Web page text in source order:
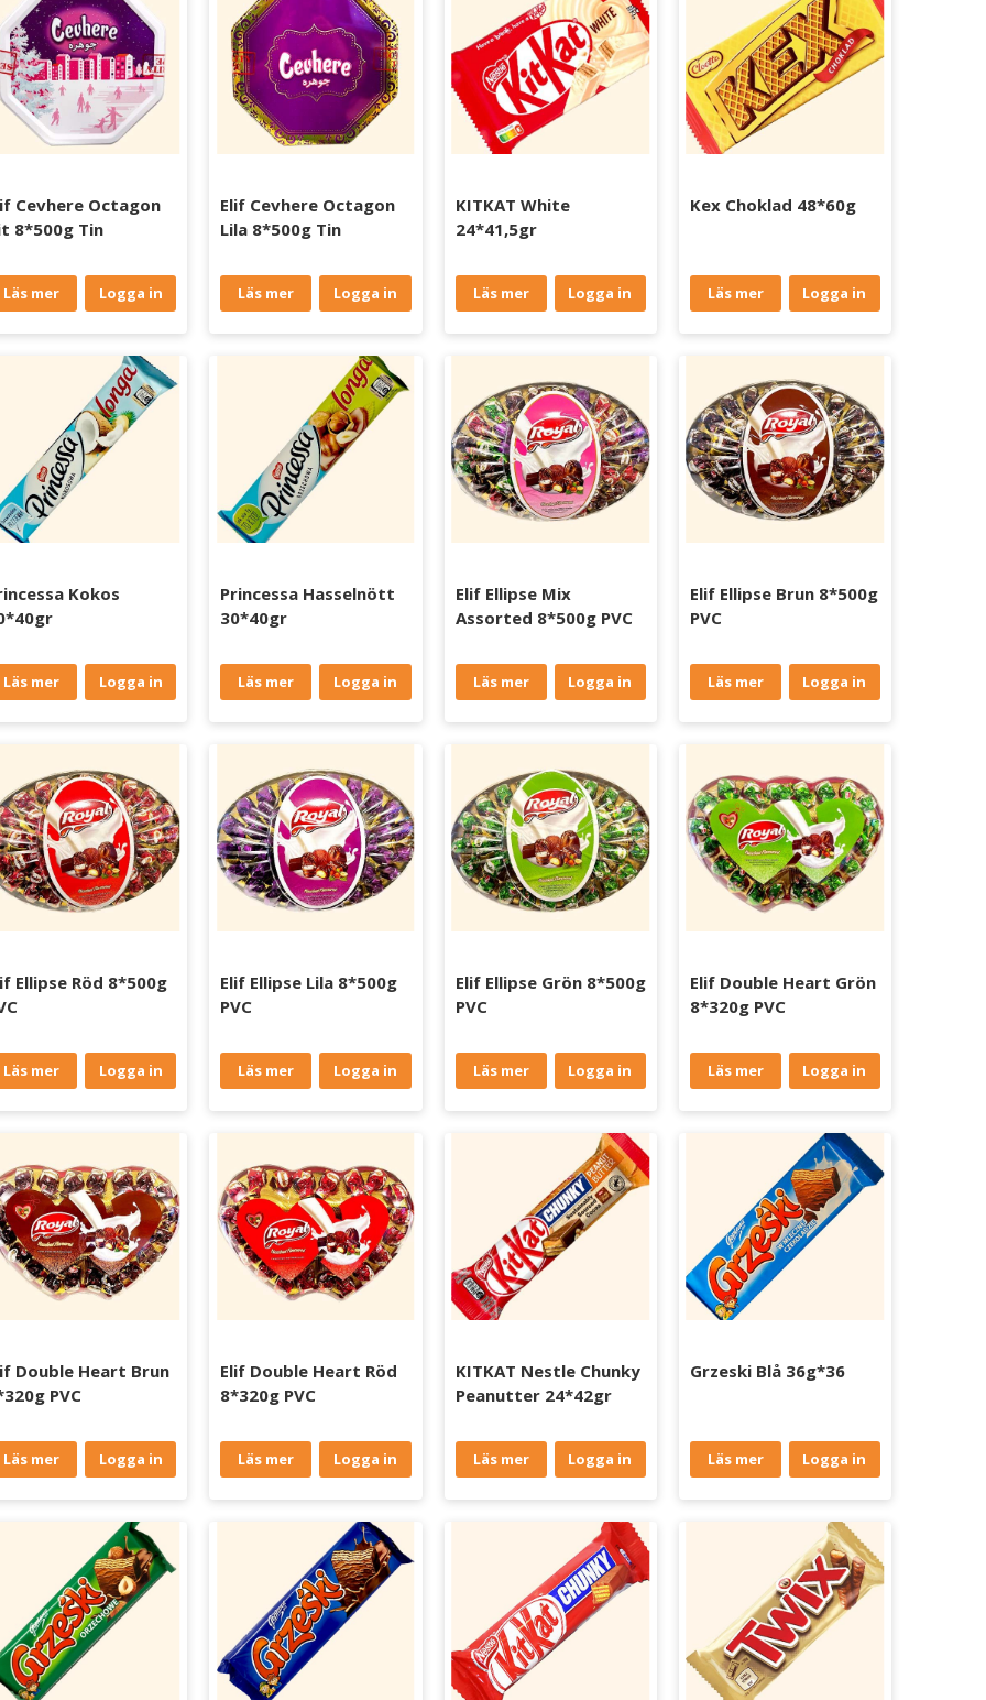
Cevhere Octagon
8*500g Tin
Läs mer Logga in
Elif Cevhere Octagon
Lila 8*500g Tin
Läs mer Logga in
KITKAT White
24*41,5gr
Läs mer Logga in
Kex Choklad 48*60g
Läs mer Logga in
Kokos
Läs mer Logga in
Princessa Hasselnött
30*40gr
Läs mer Logga in
Elif Ellipse Mix
Assorted 8*500g PVC
Läs mer Logga in
Elif Ellipse Brun 8*500g
PVC
Läs mer Logga in
Ellipse Röd 8*500g
Läs mer Logga in
Elif Ellipse Lila 8*500g
PVC
Läs mer Logga in
Elif Ellipse Grön 8*500g
PVC
Läs mer Logga in
Elif Double Heart Grön
8*320g PVC
Läs mer Logga in
Double Heart Brun
PVC
Läs mer Logga in
Elif Double Heart Röd
8*320g PVC
Läs mer Logga in
KITKAT Nestle Chunky
Peanutter 24*42gr
Läs mer Logga in
Grzeski Blå 36g*36
Läs mer Logga in